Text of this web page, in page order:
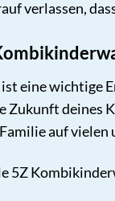
verlassen,
eine wichtige
deines
auf
5Z